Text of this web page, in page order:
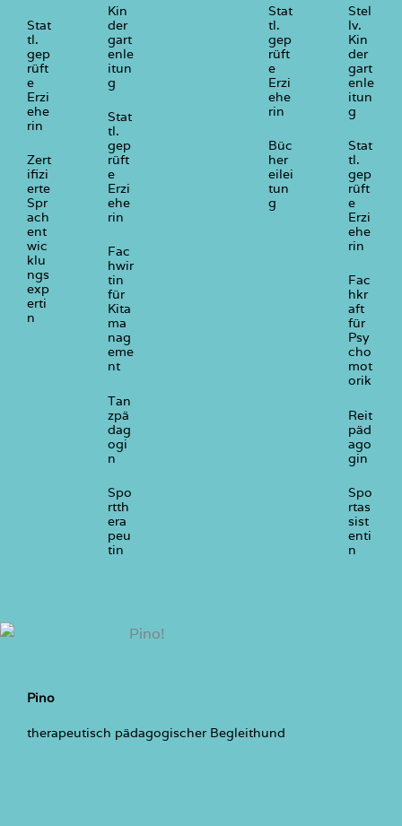
Stat
tl.
gep
rüft
e
Erzi
ehe
rin
Zert
ifizi
erte
Spr
ach
ent
wic
klu
ngs
exp
erti
n
Kin
der
gart
enle
itun
g
Stat
tl.
gep
rüft
e
Erzi
ehe
rin
Fac
hwir
tin
für
Kita
ma
nag
eme
nt
Tan
zpä
dag
ogi
n
Spo
rtth
era
peu
tin
Stat
tl.
gep
rüft
e
Erzi
ehe
rin
Büc
her
eilei
tun
g
Stel
lv.
Kin
der
gart
enle
itun
g
Stat
tl.
gep
rüft
e
Erzi
ehe
rin
Fac
hkr
aft
für
Psy
cho
mot
orik
Reit
päd
ago
gin
Spo
rtas
sist
enti
n
Pino
therapeutisch pädagogischer Begleithund